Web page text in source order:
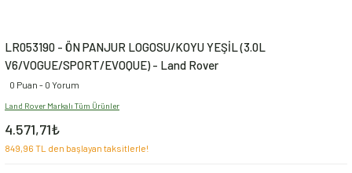
LR053190 - ÖN PANJUR LOGOSU/KOYU YEŞİL (3.0L
V6/VOGUE/SPORT/EVOQUE) - Land Rover
0 Puan - 0 Yorum
Land Rover Markalı Tüm Ürünler
4.571,71₺
849,96 TL den başlayan taksitlerle!